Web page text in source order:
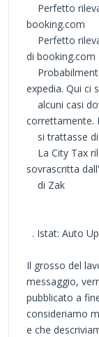
Perfetto
booking.com
Perfetto
di booking.com
expedia. Qui ci
alcuni casi
correttamente.
si trattasse di
La City Tax
sovrascritta
di Zak
. Istat: Auto
Il grosso del
messaggio,
pubblicato a
consideriamo
e che